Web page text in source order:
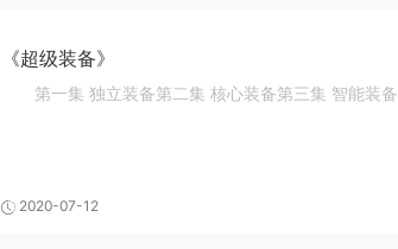
《超级装备》
第一集 独立装备第二集 核心装备第三集 智能装备
2020-07-12